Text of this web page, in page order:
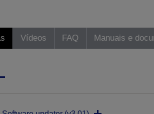
Vídeos FAQ Manuais e